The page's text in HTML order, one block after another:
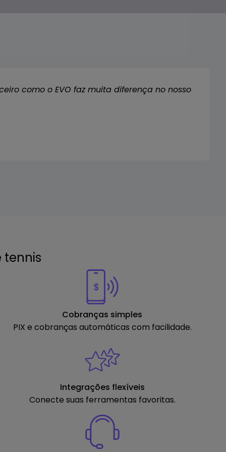
como o EVO faz muita diferença no nosso
tennis
Cobranças simples
PIX e cobranças automáticas com facilidade.
Integrações flexíveis
Conecte suas ferramentas favoritas.